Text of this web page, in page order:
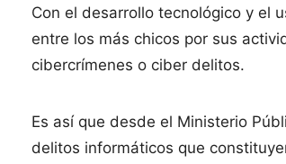
Con el desarrollo tecnológico y el
entre los más chicos por sus
cibercrímenes o ciber delitos.
Es así que desde el Ministerio
delitos informáticos que